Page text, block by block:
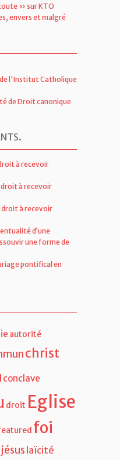
» sur KTO
envers et malgré
l'Institut Catholique
de Droit canonique
.
à recevoir
à recevoir
à recevoir
d’une
une forme de
pontifical en
autorité
christ
conclave
droit Eglise
foi
jésus laïcité